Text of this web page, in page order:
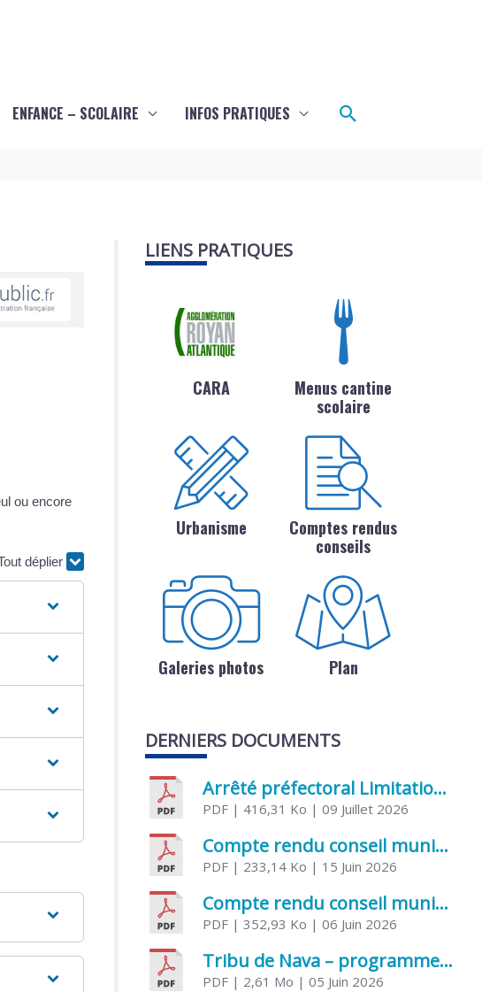
ENFANCE – SCOLAIRE INFOS PRATIQUES Rechercher
ou encore
déplier
LIENS PRATIQUES
CARA
Menus cantine
scolaire
Urbanisme
Comptes rendus
conseils
Galeries photos Plan
DERNIERS DOCUMENTS
Arrêté préfectoral Limitation provisoire des usages de l’eau
PDF | 416,31 Ko | 09 Juillet 2026
Compte rendu conseil municipal 5 juin 2026 sénatoriale
PDF | 233,14 Ko | 15 Juin 2026
Compte rendu conseil municipal – 21 avril 2026
PDF | 352,93 Ko | 06 Juin 2026
Tribu de Nava – programme et inscriptions été 2026
PDF | 2,61 Mo | 05 Juin 2026